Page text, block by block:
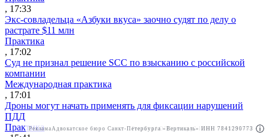
Реклама АО"Право.ру" ИНН: 7708095468
, 17:33
Экс-совладельца «Азбуки вкуса» заочно судят по делу о
растрате $11 млн
Практика
, 17:02
Суд не признал решение SCC по взысканию с российской
компании
Международная практика
, 17:01
Дроны могут начать применять для фиксации нарушений
ПДД
Практика
Реклама Адвокатское бюро Санкт-Петербурга «Вертикаль» ИНН 7841290773